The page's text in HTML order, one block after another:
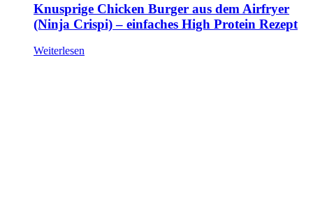
Knusprige Chicken Burger aus dem Airfryer
(Ninja Crispi) – einfaches High Protein Rezept
Weiterlesen